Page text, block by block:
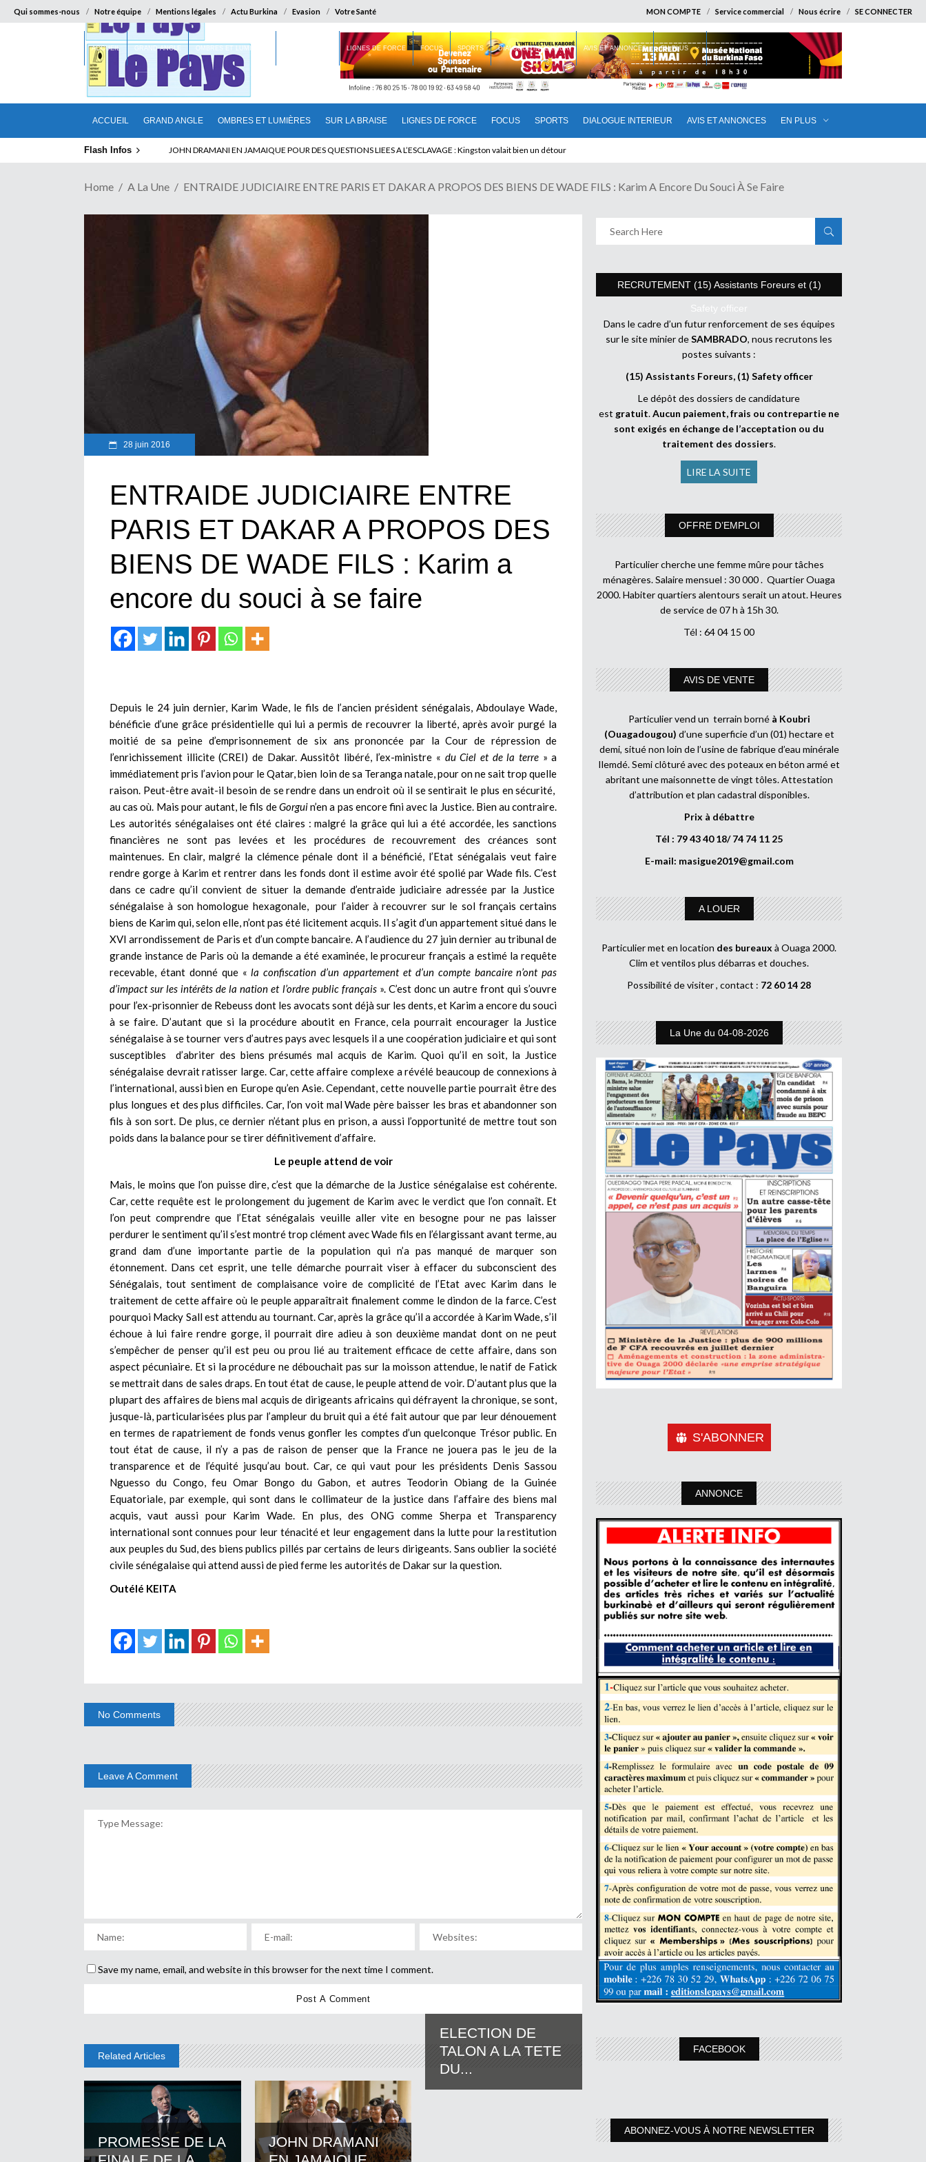
Qui sommes-nous Notre équipe Mentions légales Actu Burkina Evasion Votre Santé MON COMPTE Service commercial Nous écrire SE CONNECTER
ACCUEIL GRAND ANGLE OMBRES ET LUMIÈRES SUR LA BRAISE LIGNES DE FORCE FOCUS SPORTS DIALOGUE INTERIEUR AVIS ET ANNONCES EN PLUS
ACCUEIL GRAND ANGLE OMBRES ET LUMIÈRES LIGNES DE FORCE FOCUS SPORTS DIALOGUE INTERIEUR AVIS ET ANNONCES EN PLUS
Flash Infos ELECTION DE TALON A LA TETE DU SENAT BENINOIS : Quand Patrice quitte le pouvoir sans partir !
Home A La Une ENTRAIDE JUDICIAIRE ENTRE PARIS ET DAKAR A PROPOS DES BIENS DE WADE FILS : Karim A Encore Du Souci À Se Faire
28 juin 2016
ENTRAIDE JUDICIAIRE ENTRE
PARIS ET DAKAR A PROPOS DES
BIENS DE WADE FILS : Karim a
encore du souci à se faire
Depuis le 24 juin dernier, Karim Wade, le fils de l’ancien président sénégalais, Abdoulaye Wade,
bénéficie d’une grâce présidentielle qui lui a permis de recouvrer la liberté, après avoir purgé la
moitié de sa peine d’emprisonnement de six ans prononcée par la Cour de répression de
l’enrichissement illicite (CREI) de Dakar. Aussitôt libéré, l’ex-ministre « du Ciel et de la terre » a
immédiatement pris l’avion pour le Qatar, bien loin de sa Teranga natale, pour on ne sait trop quelle
raison. Peut-être avait-il besoin de se rendre dans un endroit où il se sentirait le plus en sécurité,
au cas où. Mais pour autant, le fils deGorguin’en a pas encore fini avec la Justice. Bien au contraire.
Les autorités sénégalaises ont été claires : malgré la grâce qui lui a été accordée, les sanctions
financières ne sont pas levées et les procédures de recouvrement des créances sont
maintenues. En clair, malgré la clémence pénale dont il a bénéficié, l’Etat sénégalais veut faire
rendre gorge à Karim et rentrer dans les fonds dont il estime avoir été spolié par Wade fils. C’est
dans ce cadre qu’il convient de situer la demande d’entraide judiciaire adressée par la Justice
sénégalaise à son homologue hexagonale, pour l’aider à recouvrer sur le sol français certains
biens de Karim qui, selon elle, n’ont pas été licitement acquis. Il s’agit d’un appartement situé dans le
XVI arrondissement de Paris et d’un compte bancaire. A l’audience du 27 juin dernier au tribunal de
grande instance de Paris où la demande a été examinée, le procureur français a estimé la requête
recevable, étant donné que «la confiscation d’un appartement et d’un compte bancaire n’ont pas
d’impact sur les intérêts de la nation et l’ordre public français». C’est donc un autre front qui s’ouvre
pour l’ex-prisonnier de Rebeuss dont les avocats sont déjà sur les dents, et Karim a encore du souci
à se faire. D’autant que si la procédure aboutit en France, cela pourrait encourager la Justice
sénégalaise à se tourner vers d’autres pays avec lesquels il a une coopération judiciaire et qui sont
susceptibles d’abriter des biens présumés mal acquis de Karim. Quoi qu’il en soit, la Justice
sénégalaise devrait ratisser large. Car, cette affaire complexe a révélé beaucoup de connexions à
l’international, aussi bien en Europe qu’en Asie. Cependant, cette nouvelle partie pourrait être des
plus longues et des plus difficiles. Car, l’on voit mal Wade père baisser les bras et abandonner son
fils à son sort. De plus, ce dernier n’étant plus en prison, a aussi l’opportunité de mettre tout son
poids dans la balance pour se tirer définitivement d’affaire.
Le peuple attend de voir
Mais, le moins que l’on puisse dire, c’est que la démarche de la Justice sénégalaise est cohérente.
Car, cette requête est le prolongement du jugement de Karim avec le verdict que l’on connaît. Et
l’on peut comprendre que l’Etat sénégalais veuille aller vite en besogne pour ne pas laisser
perdurer le sentiment qu’il s’est montré trop clément avec Wade fils en l’élargissant avant terme, au
grand dam d’une importante partie de la population qui n’a pas manqué de marquer son
étonnement. Dans cet esprit, une telle démarche pourrait viser à effacer du subconscient des
Sénégalais, tout sentiment de complaisance voire de complicité de l’Etat avec Karim dans le
traitement de cette affaire où le peuple apparaîtrait finalement comme le dindon de la farce. C’est
pourquoi Macky Sall est attendu au tournant. Car, après la grâce qu’il a accordée à Karim Wade, s’il
échoue à lui faire rendre gorge, il pourrait dire adieu à son deuxième mandat dont on ne peut
s’empêcher de penser qu’il est peu ou prou lié au traitement efficace de cette affaire, dans son
aspect pécuniaire. Et si la procédure ne débouchait pas sur la moisson attendue, le natif de Fatick
se mettrait dans de sales draps. En tout état de cause, le peuple attend de voir. D’autant plus que la
plupart des affaires de biens mal acquis de dirigeants africains qui défrayent la chronique, se sont,
jusque-là, particularisées plus par l’ampleur du bruit qui a été fait autour que par leur dénouement
en termes de rapatriement de fonds venus gonfler les comptes d’un quelconque Trésor public. En
tout état de cause, il n’y a pas de raison de penser que la France ne jouera pas le jeu de la
transparence et de l’équité jusqu’au bout. Car, ce qui vaut pour les présidents Denis Sassou
Nguesso du Congo, feu Omar Bongo du Gabon, et autres Teodorin Obiang de la Guinée
Equatoriale, par exemple, qui sont dans le collimateur de la justice dans l’affaire des biens mal
acquis, vaut aussi pour Karim Wade. En plus, des ONG comme Sherpa et Transparency
international sont connues pour leur ténacité et leur engagement dans la lutte pour la restitution
aux peuples du Sud, des biens publics pillés par certains de leurs dirigeants. Sans oublier la société
civile sénégalaise qui attend aussi de pied ferme les autorités de Dakar sur la question.
Outélé KEITA
No Comments
Leave A Comment
Save my name, email, and website in this browser for the next time I comment.
Related Articles
PROMESSE DE LA
JOHN DRAMANI
ELECTION DE
TALON A LA TETE
DU...
RECRUTEMENT (15) Assistants Foreurs et (1)
Safety officer
Dans le cadre d’un futur renforcement de ses équipes
sur le site minier deSAMBRADO, nous recrutons les
postes suivants :
(15) Assistants Foreurs, (1) Safety officer
Le dépôt des dossiers de candidature
est gratuit.Aucun paiement, frais ou contrepartie ne
sont exigés en échange de l’acceptation ou du
traitement des dossiers.
LIRE LA SUITE
OFFRE D’EMPLOI
Particulier cherche une femme mûre pour tâches
ménagères. Salaire mensuel : 30 000 . Quartier Ouaga
2000. Habiter quartiers alentours serait un atout. Heures
de service de 07 h à 15h 30.
Tél : 64 04 15 00
AVIS DE VENTE
Particulier vend un terrain borné à Koubri
(Ouagadougou) d’une superficie d’un (01) hectare et
demi, situé non loin de l’usine de fabrique d’eau minérale
Ilemdé. Semi clôturé avec des poteaux en béton armé et
abritant une maisonnette de vingt tôles. Attestation
d’attribution et plan cadastral disponibles.
Prix à débattre
Tél : 79 43 40 18/ 74 74 11 25
E-mail: masigue2019@gmail.com
A LOUER
Particulier met en location des bureaux à Ouaga 2000.
Clim et ventilos plus débarras et douches.
Possibilité de visiter , contact : 72 60 14 28
La Une du 04-08-2026
S'ABONNER
ANNONCE
FACEBOOK
ABONNEZ-VOUS À NOTRE NEWSLETTER